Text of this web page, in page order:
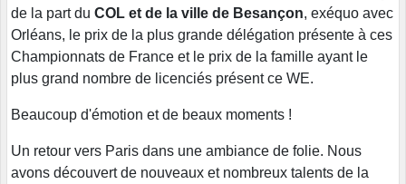
de la part du COL et de la ville de Besançon, exéquo avec
Orléans, le prix de la plus grande délégation présente à ces
Championnats de France et le prix de la famille ayant le
plus grand nombre de licenciés présent ce WE.
Beaucoup d'émotion et de beaux moments !
Un retour vers Paris dans une ambiance de folie. Nous
avons découvert de nouveaux et nombreux talents de la